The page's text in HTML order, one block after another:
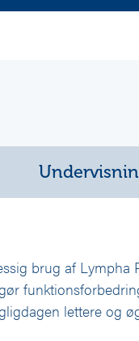
brug af Lympha
lettere og